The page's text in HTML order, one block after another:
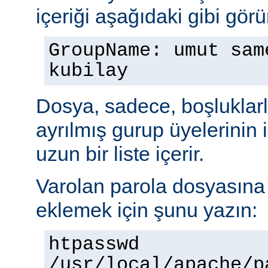
içeriği aşağıdaki gibi
GroupName: umut
kubilay
Dosya, sadece,
ayrılmış gurup
uzun bir liste içerir.
Varolan parola dosyasına
eklemek için şunu yazın:
htpasswd